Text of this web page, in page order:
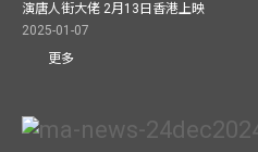
演唐人街大佬 2月13日香港上映
2025-01-07
更多